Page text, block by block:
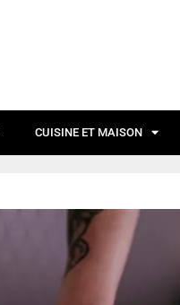
CUISINE ET MAISON